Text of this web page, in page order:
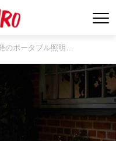
のポータブル照明…